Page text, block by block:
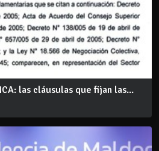
las cláusulas que fijan las...